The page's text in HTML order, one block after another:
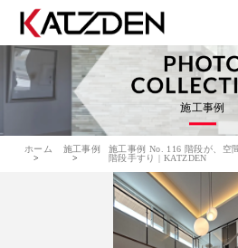
施工事例
ホーム 施工事例
施工事例 No. 116 階段が、空
階段手すり | KATZDEN